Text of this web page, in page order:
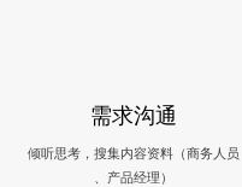
需求沟通
倾听思考，搜集内容资料（商务人员
、产品经理）